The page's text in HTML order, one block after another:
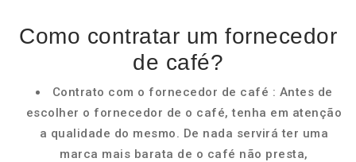
Como contratar um fornecedor
de café?
Contrato com o fornecedor de café : Antes de
escolher o fornecedor de o café, tenha em atenção
a qualidade do mesmo. De nada servirá ter uma
marca mais barata de o café não presta,